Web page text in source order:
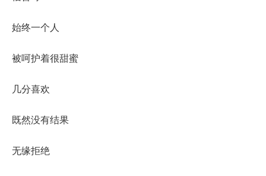
始终一个人
被呵护着很甜蜜
几分喜欢
既然没有结果
无缘拒绝